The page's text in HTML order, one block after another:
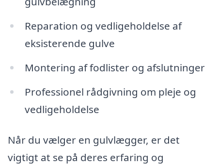
Reparation og vedligeholdelse af
eksisterende gulve
Montering af fodlister og afslutninger
Professionel rådgivning om pleje og
vedligeholdelse
Når du vælger en gulvlægger, er det
vigtigt at se på deres erfaring og